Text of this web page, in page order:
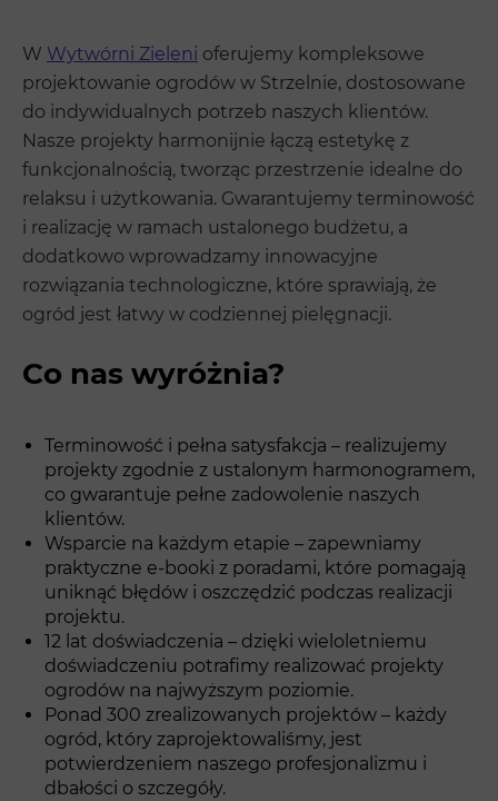
W Wytwórni Zieleni oferujemy kompleksowe
projektowanie ogrodów w Strzelnie, dostosowane
do indywidualnych potrzeb naszych klientów.
Nasze projekty harmonijnie łączą estetykę z
funkcjonalnością, tworząc przestrzenie idealne do
relaksu i użytkowania. Gwarantujemy terminowość
i realizację w ramach ustalonego budżetu, a
dodatkowo wprowadzamy innowacyjne
rozwiązania technologiczne, które sprawiają, że
ogród jest łatwy w codziennej pielęgnacji.
Co nas wyróżnia?
Terminowość i pełna satysfakcja – realizujemy
projekty zgodnie z ustalonym harmonogramem,
co gwarantuje pełne zadowolenie naszych
klientów.
Wsparcie na każdym etapie – zapewniamy
praktyczne e-booki z poradami, które pomagają
uniknąć błędów i oszczędzić podczas realizacji
projektu.
12 lat doświadczenia – dzięki wieloletniemu
doświadczeniu potrafimy realizować projekty
ogrodów na najwyższym poziomie.
Ponad 300 zrealizowanych projektów – każdy
ogród, który zaprojektowaliśmy, jest
potwierdzeniem naszego profesjonalizmu i
dbałości o szczegóły.